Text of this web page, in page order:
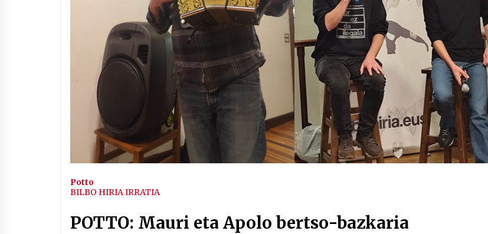
Arrosaren IX. Topaketak –
Mila esker guztioi!
2021/11/11
Arrosa sareko IX. topaketak!
2021/10/13
Segura irratian Arrosaren 20
urteez
2021/07/22
Arrosari buruzko erreportaia
2021/07/16
Hala Bedi irratiko Hizpidea
2021/07/03
Zebrabidearen denboraldi
Potto
BILBO HIRIA IRRATIA
POTTO: Mauri eta Apolo bertso-bazkaria